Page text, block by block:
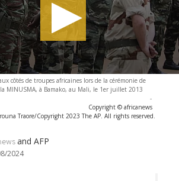
côtés de troupes africaines lors de la cérémonie de
MINUSMA, à Bamako, au Mali, le 1er juillet 2013
-
Copyright © africanews
Traore/Copyright 2023 The AP. All rights reserved.
and AFP
2024